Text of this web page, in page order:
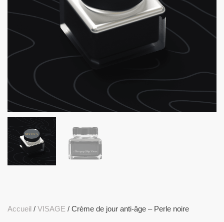
Accueil / VISAGE / Crème de jour anti-âge – Perle noire